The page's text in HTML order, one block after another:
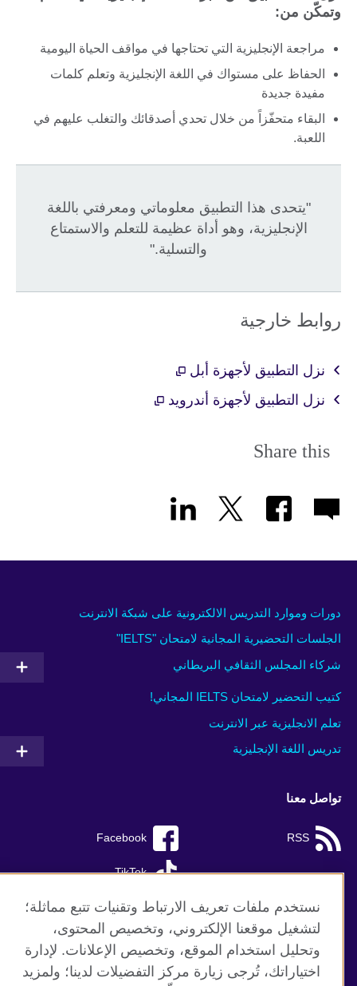
وتمكّن من:
مراجعة الإنجليزية التي تحتاجها في مواقف الحياة اليومية
الحفاظ على مستواك في اللغة الإنجليزية وتعلم كلمات
مفيدة جديدة
البقاء متحفّزاً من خلال تحدي أصدقائك والتغلب عليهم في
اللعبة.
"يتحدى هذا التطبيق معلوماتي ومعرفتي باللغة
الإنجليزية، وهو أداة عظيمة للتعلم والاستمتاع
والتسلية."
روابط خارجية
نزل التطبيق لأجهزة أبل
نزل التطبيق لأجهزة أندرويد
Share this
دورات وموارد التدريس الالكترونية على شبكة الانترنت
الجلسات التحضيرية المجانية لامتحان "IELTS"
شركاء المجلس الثقافي البريطاني
كتيب التحضير لامتحان IELTS المجاني!
تعلم الانجليزية عبر الانترنت
تدريس اللغة الإنجليزية
تواصل معنا
Facebook RSS
TikTok
موقع المجلس الثقافي البريطاني العالمي
الخصوصية وشروط الاستخدام
نستخدم ملفات تعريف الارتباط وتقنيات تتبع مماثلة؛
لتشغيل موقعنا الإلكتروني، وتخصيص المحتوى،
وتحليل استخدام الموقع، وتخصيص الإعلانات. لإدارة
اختياراتك، تُرجى زيارة مركز التفضيلات لدينا؛ ولمزيد